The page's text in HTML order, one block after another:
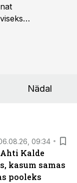
Nädal
09:34
Kalde
kasum samas
pooleks